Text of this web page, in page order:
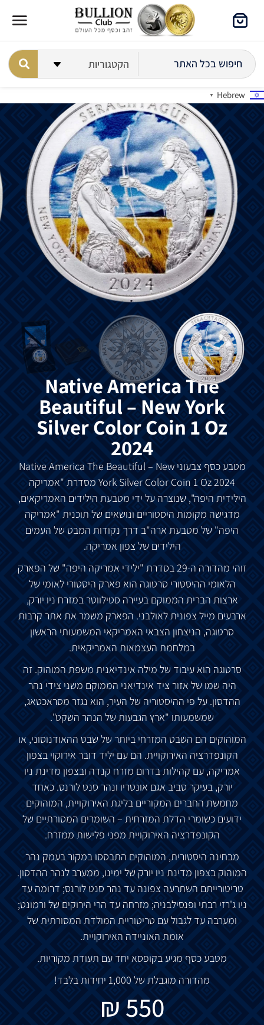
Hebrew
▼
Native America The
Beautiful – New York
Silver Color Coin 1 Oz
2024
מטבע כסף צבעוני Native America The Beautiful – New
York Silver Color Coin 1 Oz 2024 מסדרת "אמריקה
הילידית היפה", שנוצרה על ידי מטבעת הילידים האמריקאים,
מדגישה מקומות היסטוריים ונושאים של תוכנית "אמריקה
היפה" של מטבעת ארה"ב דרך נקודות המבט של העמים
הילידים של צפון אמריקה.
זוהי מהדורה ה-29 בסדרת "ילידי אמריקה היפה" של הפארק
הלאומי ההיסטורי סרטוגה הוא פארק היסטורי לאומי של
ארצות הברית הממוקם בעיירה סטילווטר במזרח ניו יורק,
ארבעים מייל צפונית לאולבני. הפארק משמר את אתר קרבות
סרטוגה, הניצחון הצבאי האמריקאי המשמעותי הראשון
במלחמת העצמאות האמריקאית.
סרטוגה הוא עיבוד של מילה אינדיאנית משפת המוהוק. זה
היה שמו של אזור ציד אינדיאני הממוקם משני צידי נהר
ההדסון. על פי ההיסטוריה של העיר, הוא נגזר מסראכטאג,
שמשמעותו "ארץ הגבעות של הנהר השקט".
המוהוקים הם השבט המזרחי ביותר של שבט ההאודנוסוני, או
הקונפדרציה האירוקויית. הם עם יליד דובר אירוקוי בצפון
אמריקה, עם קהילות בדרום מזרח קנדה ובצפון מדינת ניו
יורק, בעיקר סביב אגם אונטריו ונהר סנט לורנס. כאחד
מחמשת החברים המקוריים בליגת האירוקויית, המוהוקים
ידועים כשומרי הדלת המזרחית – השומרים המסורתיים של
הקונפדרציה האירוקויית מפני פלישות ממזרח.
מבחינה היסטורית, המוהוקים התבססו במקור בעמק נהר
המוהוק בצפון מדינת ניו יורק של ימינו, ממערב לנהר ההדסון.
טריטורייתם השתרעה צפונה עד נהר סנט לורנס; דרומה עד
ניו ג'רזי רבתי ופנסילבניה; מזרחה עד הרי הירוקים של ורמונט;
ומערבה עד לגבול עם טריטוריית המולדת המסורתית של
אומת האוניידה האירוקויית.
מטבע כסף מגיע בקופסא יחד עם תעודת מקוריות.
מהדורה מוגבלת של 1,000 יחידות בלבד!
550
₪